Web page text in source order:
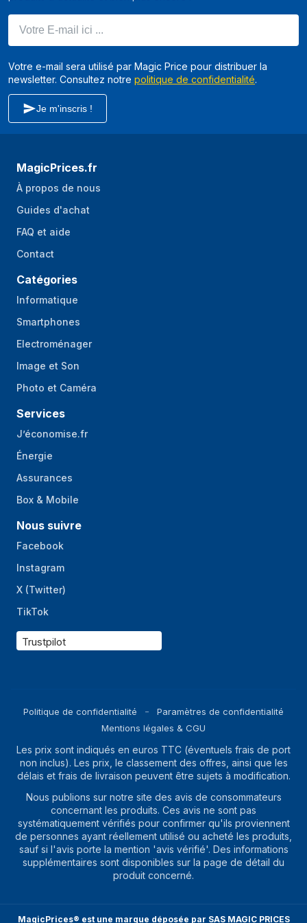
Émission de
Lumière intégré Non
Pivoting front axle
Nombre de
Nombre de
vitesses en marche
arrière
Compartiment de
stockage
Repose-tasse
Pare-chocs de
Fonction de
refroidissement
Source
Cylindrée du
moteur
Capacité du
réservoir de
batterie
725 mm
Longueur du
produit
1830 mm
127 kg
Poids du paquet 147 kg
Contenu de l'emballage
Votre e-mail sera utilisé par Magic Price pour distribuer la
newsletter. Consultez notre politique de confidentialité.
Je m'inscris !
MagicPrices.fr
À propos de nous
Guides d'achat
FAQ et aide
Contact
Catégories
Informatique
Smartphones
Electroménager
Image et Son
Photo et Caméra
Services
J’économise.fr
Énergie
Assurances
Box & Mobile
Nous suivre
Facebook
Instagram
X (Twitter)
TikTok
Trustpilot
Politique de confidentialité
Paramètres de confidentialité
Mentions légales & CGU
Les prix sont indiqués en euros TTC (éventuels frais de port
non inclus). Les prix, le classement des offres, ainsi que les
délais et frais de livraison peuvent être sujets à modification.
Nous publions sur notre site des avis de consommateurs
concernant les produits. Ces avis ne sont pas
systématiquement vérifiés pour confirmer qu'ils proviennent
de personnes ayant réellement utilisé ou acheté les produits,
sauf si l'avis porte la mention 'avis vérifié'. Des informations
supplémentaires sont disponibles sur la page de détail du
produit concerné.
MagicPrices® est une marque déposée par SAS MAGIC PRICES